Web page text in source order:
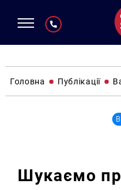
Головна Публікації
Шукаємо